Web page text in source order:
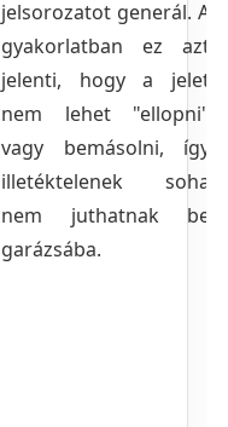
jelsorozatot generál. A
gyakorlatban ez azt
jelenti, hogy a jelet
nem lehet "ellopni"
vagy bemásolni, így
illetéktelenek soha
nem juthatnak be
garázsába.